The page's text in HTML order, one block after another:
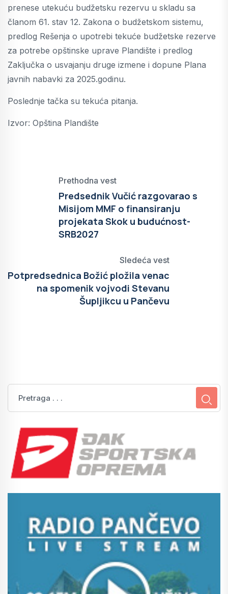
prenese utekuću budžetsku rezervu u skladu sa
članom 61. stav 12. Zakona o budžetskom sistemu,
predlog Rešenja o upotrebi tekuće budžetske rezerve
za potrebe opštinske uprave Plandište i predlog
Zaključka o usvajanju druge izmene i dopune Plana
javnih nabavki za 2025.godinu.
Poslednje tačka su tekuća pitanja.
Izvor: Opština Plandište
Prethodna vest
Predsednik Vučić razgovarao s
Misijom MMF o finansiranju
projekata Skok u budućnost-
SRB2027
Sledeća vest
Potpredsednica Božić pložila venac
na spomenik vojvodi Stevanu
Šupljikcu u Pančevu